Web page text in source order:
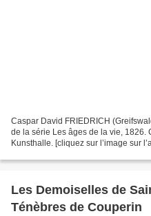
Caspar David FRIEDRICH
de la série Les âges de la vie, 1826.
Kunsthalle. [cliquez sur l’image sur
Les Demoiselles de
Ténèbres de Couperin